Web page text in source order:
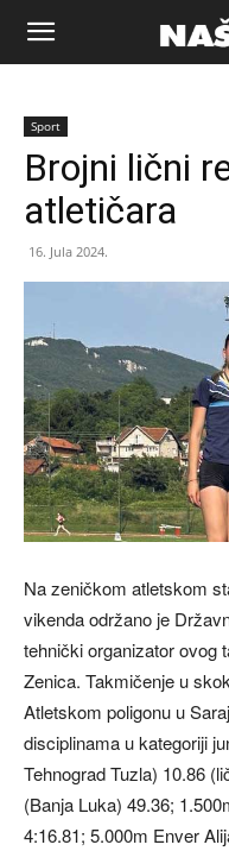
Naša
riječ
Sport
Brojni lični
atletičara
16. Jula 2024.
Na zeničkom atletskom
vikenda održano je
tehnički organizator ovog
Zenica. Takmičenje u
Atletskom poligonu u
disciplinama u kategoriji
Tehnograd Tuzla) 10.86
(Banja Luka) 49.36;
4:16.81; 5.000m Enver